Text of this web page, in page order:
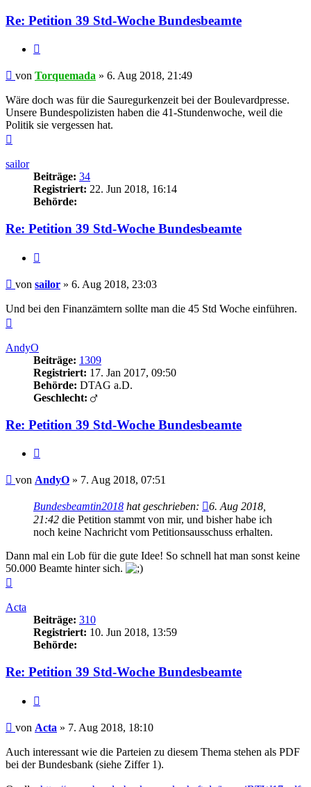
Re: Petition 39 Std-Woche Bundesbeamte
Beitrag
von Torquemada » 6. Aug 2018, 21:49
Wäre doch was für die Sauregurkenzeit bei der Boulevardpresse.
Unsere Bundespolizisten haben die 41-Stundenwoche, weil die
Politik sie vergessen hat.
sailor
Beiträge: 34
Registriert: 22. Jun 2018, 16:14
Behörde:
Re: Petition 39 Std-Woche Bundesbeamte
Beitrag
von sailor » 6. Aug 2018, 23:03
Und bei den Finanzämtern sollte man die 45 Std Woche einführen.
AndyO
Beiträge: 1309
Registriert: 17. Jan 2017, 09:50
Behörde: DTAG a.D.
Geschlecht:
Re: Petition 39 Std-Woche Bundesbeamte
Beitrag
von AndyO » 7. Aug 2018, 07:51
Bundesbeamtin2018 hat geschrieben:
6. Aug 2018,
21:42 die Petition stammt von mir, und bisher habe ich
noch keine Nachricht vom Petitionsausschuss erhalten.
Dann mal ein Lob für die gute Idee! So schnell hat man sonst keine
50.000 Beamte hinter sich.
Acta
Beiträge: 310
Registriert: 10. Jun 2018, 13:59
Behörde:
Re: Petition 39 Std-Woche Bundesbeamte
Beitrag
von Acta » 7. Aug 2018, 18:10
Auch interessant wie die Parteien zu diesem Thema stehen als PDF
bei der Bundesbank (siehe Ziffer 1).